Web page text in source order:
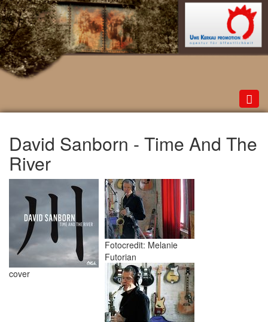
David Sanborn - Time And The
River
cover
Fotocredit: Melanie
Futorian